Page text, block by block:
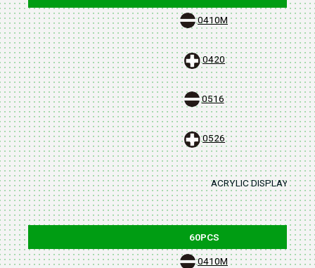
0410M
0420
0516
0526
ACRYLIC DISPLAY
60PCS
0410M